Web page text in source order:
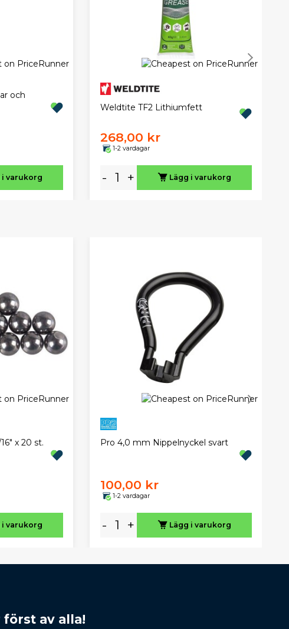
och
i varukorg
Weldtite TF2 Lithiumfett
268,00 kr
1-2 vardagar
- + Lägg i varukorg
x 20 st.
i varukorg
Pro 4,0 mm Nippelnyckel svart
100,00 kr
1-2 vardagar
- + Lägg i varukorg
av alla!